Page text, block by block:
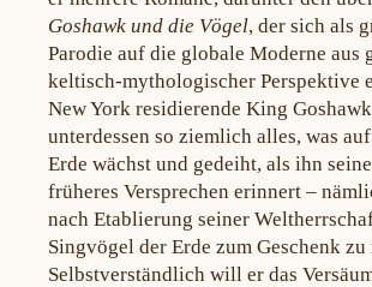
Goshawk und die Vögel, der sich als
Parodie auf die globale Moderne aus
keltisch-mythologischer Perspektive
New York residierende King
unterdessen so ziemlich alles, was
Erde wächst und gedeiht, als ihn
früheres Versprechen erinnert –
nach Etablierung seiner
Singvögel der Erde zum Geschenk zu
Selbstverständlich will er das